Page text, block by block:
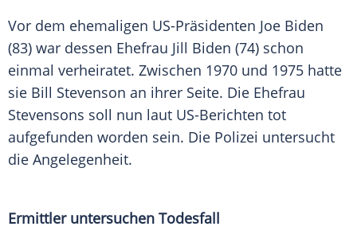
Vor dem ehemaligen US-Präsidenten Joe Biden
(83) war dessen Ehefrau Jill Biden (74) schon
einmal verheiratet. Zwischen 1970 und 1975 hatte
sie Bill Stevenson an ihrer Seite. Die Ehefrau
Stevensons soll nun laut US-Berichten tot
aufgefunden worden sein. Die Polizei untersucht
die Angelegenheit.
Ermittler untersuchen Todesfall